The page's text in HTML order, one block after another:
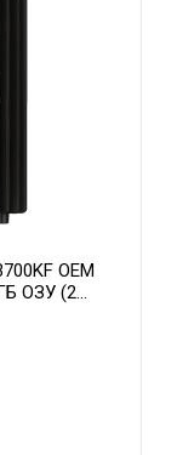
OEM
ОЗУ (2
Bit 3xDP